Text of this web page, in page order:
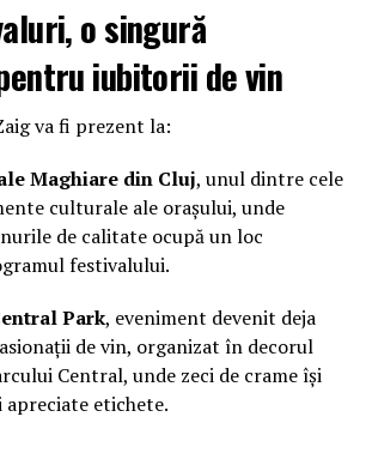
o singură
iubitorii de vin
va fi prezent la:
Maghiare din Cluj, unul dintre cele
culturale ale orașului, unde
de calitate ocupă un loc
festivalului.
Park, eveniment devenit deja
de vin, organizat în decorul
Central, unde zeci de crame își
etichete.